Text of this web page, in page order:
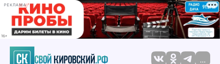
РЕКЛАМА
...